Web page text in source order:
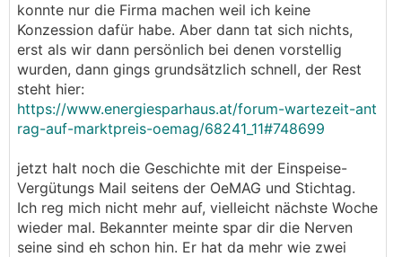
konnte nur die Firma machen weil ich keine
Konzession dafür habe. Aber dann tat sich nichts,
erst als wir dann persönlich bei denen vorstellig
wurden, dann gings grundsätzlich schnell, der Rest
steht hier:
https://www.energiesparhaus.at/forum-wartezeit-ant
rag-auf-marktpreis-oemag/68241_11#748699
jetzt halt noch die Geschichte mit der Einspeise-
Vergütungs Mail seitens der OeMAG und Stichtag.
Ich reg mich nicht mehr auf, vielleicht nächste Woche
wieder mal. Bekannter meinte spar dir die Nerven
seine sind eh schon hin. Er hat da mehr wie zwei